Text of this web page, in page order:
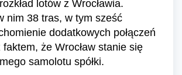
lotów z Wrocławia.
nim 38 tras, w tym sześć
dodatkowych połączeń
że Wrocław stanie się
samolotu spółki.